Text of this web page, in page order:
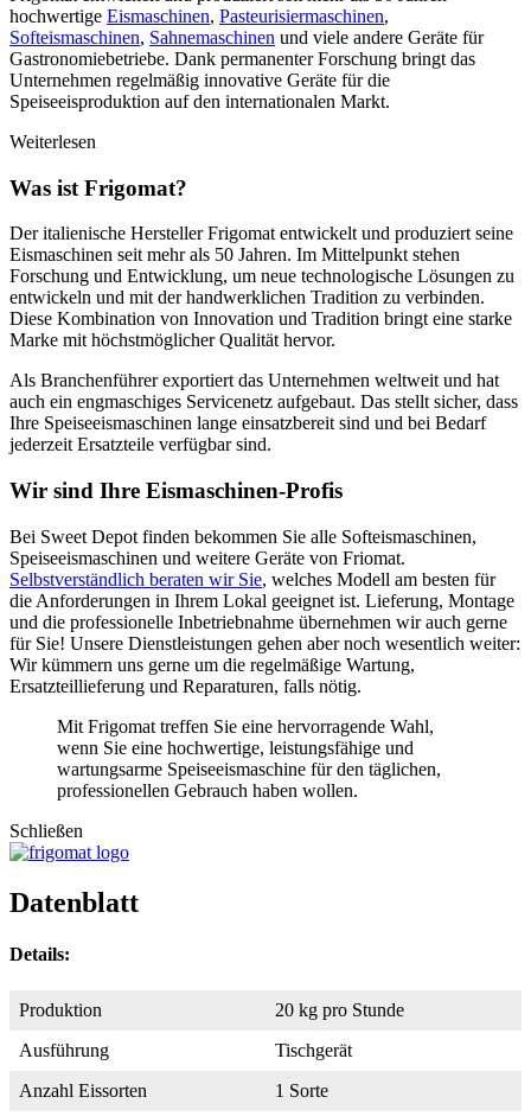
hochwertige Eismaschinen, Pasteurisiermaschinen,
Softeismaschinen, Sahnemaschinen und viele andere Geräte für
Gastronomiebetriebe. Dank permanenter Forschung bringt das
Unternehmen regelmäßig innovative Geräte für die
Speiseeisproduktion auf den internationalen Markt.
Weiterlesen
Was ist Frigomat?
Der italienische Hersteller Frigomat entwickelt und produziert seine
Eismaschinen seit mehr als 50 Jahren. Im Mittelpunkt stehen
Forschung und Entwicklung, um neue technologische Lösungen zu
entwickeln und mit der handwerklichen Tradition zu verbinden.
Diese Kombination von Innovation und Tradition bringt eine starke
Marke mit höchstmöglicher Qualität hervor.
Als Branchenführer exportiert das Unternehmen weltweit und hat
auch ein engmaschiges Servicenetz aufgebaut. Das stellt sicher, dass
Ihre Speiseeismaschinen lange einsatzbereit sind und bei Bedarf
jederzeit Ersatzteile verfügbar sind.
Wir sind Ihre Eismaschinen-Profis
Bei Sweet Depot finden bekommen Sie alle Softeismaschinen,
Speiseeismaschinen und weitere Geräte von Friomat.
Selbstverständlich beraten wir Sie, welches Modell am besten für
die Anforderungen in Ihrem Lokal geeignet ist. Lieferung, Montage
und die professionelle Inbetriebnahme übernehmen wir auch gerne
für Sie! Unsere Dienstleistungen gehen aber noch wesentlich weiter:
Wir kümmern uns gerne um die regelmäßige Wartung,
Ersatzteillieferung und Reparaturen, falls nötig.
Mit Frigomat treffen Sie eine hervorragende Wahl,
wenn Sie eine hochwertige, leistungsfähige und
wartungsarme Speiseeismaschine für den täglichen,
professionellen Gebrauch haben wollen.
Schließen
Datenblatt
Details:
Produktion
20 kg pro Stunde
Ausführung
Tischgerät
Anzahl Eissorten
1 Sorte